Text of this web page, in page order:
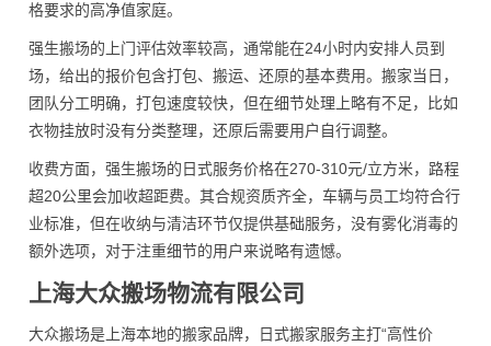
格要求的高净值家庭。
强生搬场的上门评估效率较高，通常能在24小时内安排人员到
场，给出的报价包含打包、搬运、还原的基本费用。搬家当日，
团队分工明确，打包速度较快，但在细节处理上略有不足，比如
衣物挂放时没有分类整理，还原后需要用户自行调整。
收费方面，强生搬场的日式服务价格在270-310元/立方米，路程
超20公里会加收超距费。其合规资质齐全，车辆与员工均符合行
业标准，但在收纳与清洁环节仅提供基础服务，没有雾化消毒的
额外选项，对于注重细节的用户来说略有遗憾。
上海大众搬场物流有限公司
大众搬场是上海本地的搬家品牌，日式搬家服务主打“高性价